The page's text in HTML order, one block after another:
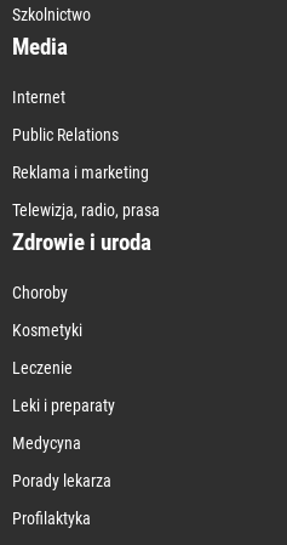
Szkolnictwo
Media
Internet
Public Relations
Reklama i marketing
Telewizja, radio, prasa
Zdrowie i uroda
Choroby
Kosmetyki
Leczenie
Leki i preparaty
Medycyna
Porady lekarza
Profilaktyka